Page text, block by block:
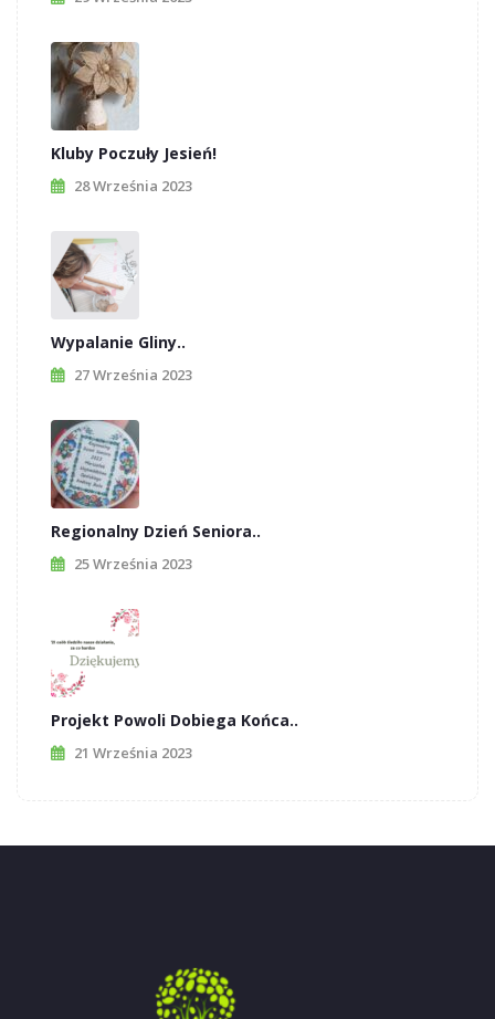
Kluby Poczuły Jesień!
28 Września 2023
Wypalanie Gliny..
27 Września 2023
Regionalny Dzień Seniora..
25 Września 2023
Projekt Powoli Dobiega Końca..
21 Września 2023